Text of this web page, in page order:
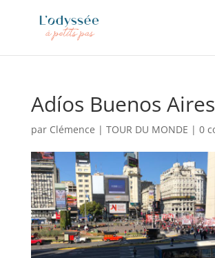
Adíos Buenos
par Clémence | TOUR DU MONDE | 0